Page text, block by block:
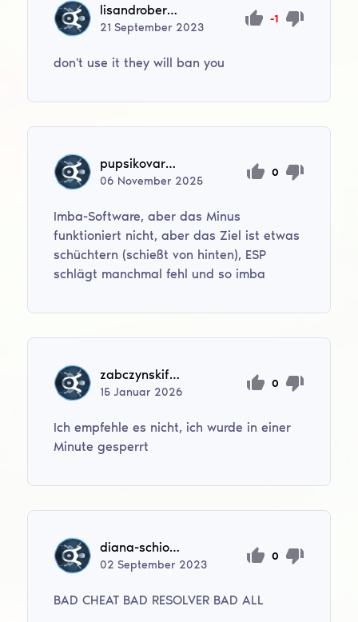
lisandrobertone677
21September 2023
-1
don't use it they will ban you
pupsikovartem9
06 November 2025
0
Imba-Software, aber das Minus
funktioniert nicht, aber das Ziel ist etwas
schüchtern (schießt von hinten), ESP
schlägt manchmal fehl und so imba
zabczynskifilip
15Januar 2026
0
Ich empfehle es nicht, ich wurde in einer
Minute gesperrt
diana-schioter
02September 2023
0
BAD CHEAT BAD RESOLVER BAD ALL